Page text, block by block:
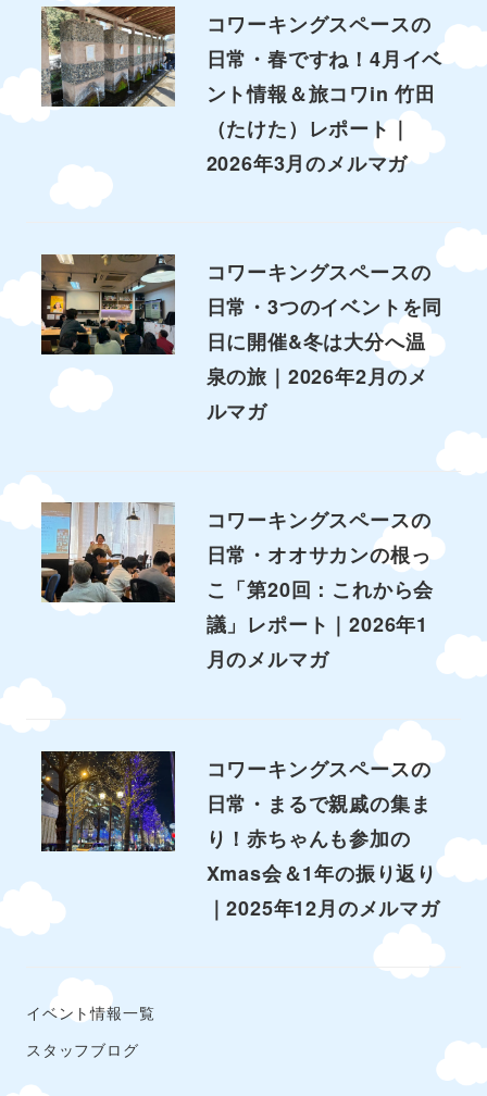
コワーキングスペースの
日常・春ですね！4月イベ
ント情報＆旅コワin 竹田
（たけた）レポート｜
2026年3月のメルマガ
コワーキングスペースの
日常・3つのイベントを同
日に開催&冬は大分へ温
泉の旅｜2026年2月のメ
ルマガ
コワーキングスペースの
日常・オオサカンの根っ
こ「第20回：これから会
議」レポート｜2026年1
月のメルマガ
コワーキングスペースの
日常・まるで親戚の集ま
り！赤ちゃんも参加の
Xmas会＆1年の振り返り
｜2025年12月のメルマガ
イベント情報一覧
スタッフブログ